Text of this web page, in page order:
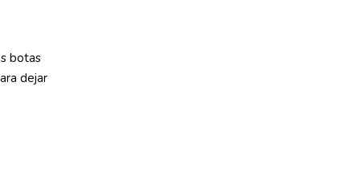
botas
dejar